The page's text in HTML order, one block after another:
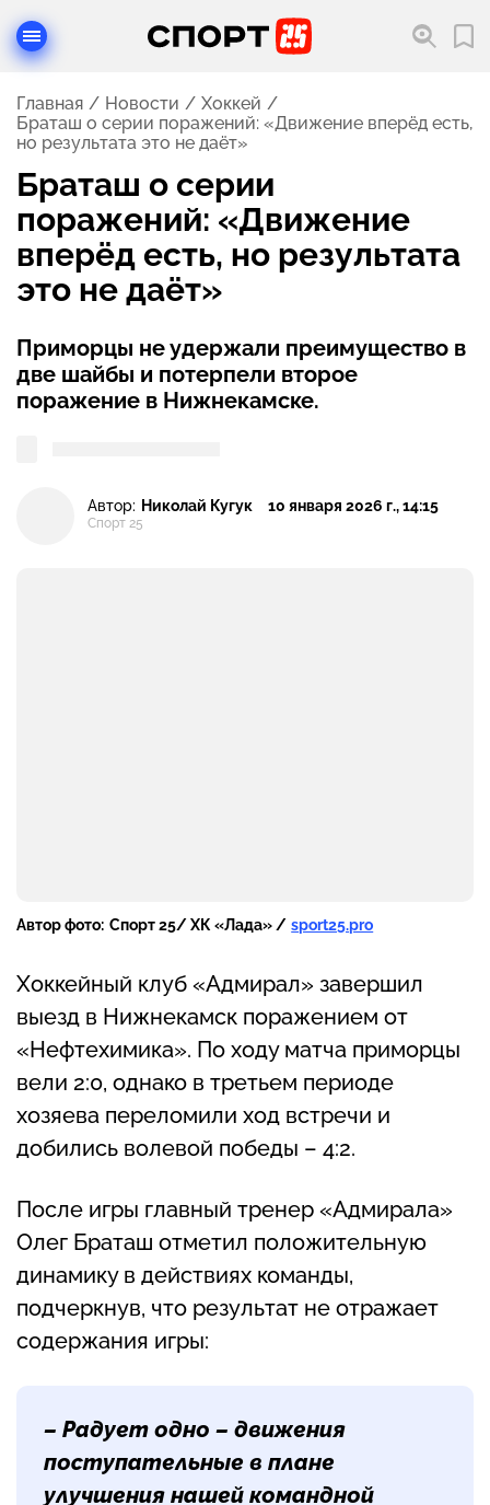
Главная Новости
Хоккей
Браташ о серии поражений: «Движение вперёд есть,
но результата это не даёт»
Браташ о серии
поражений: «Движение
вперёд есть, но результата
это не даёт»
Приморцы не удержали преимущество в
две шайбы и потерпели второе
поражение в Нижнекамске.
Автор: Николай Кугук
Спорт 25
10 января 2026 г., 14:15
Автор фото: Спорт 25/ ХК «Лада» / sport25.pro
Хоккейный клуб «Адмирал» завершил
выезд в Нижнекамск поражением от
«Нефтехимика». По ходу матча приморцы
вели 2:0, однако в третьем периоде
хозяева переломили ход встречи и
добились волевой победы – 4:2.
После игры главный тренер «Адмирала»
Олег Браташ отметил положительную
динамику в действиях команды,
подчеркнув, что результат не отражает
содержания игры:
– Радует одно – движения
поступательные в плане
улучшения нашей командной